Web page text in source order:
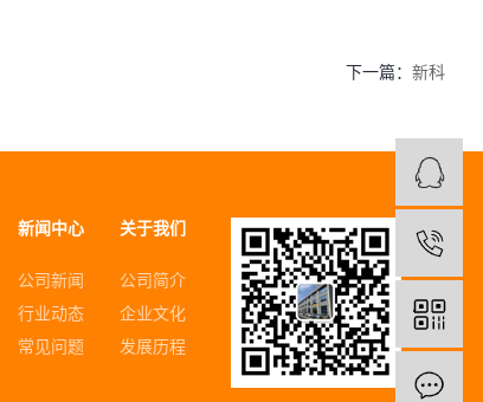
下一篇： 新科
新闻中心
公司新闻
行业动态
常见问题
关于我们
公司简介
企业文化
发展历程